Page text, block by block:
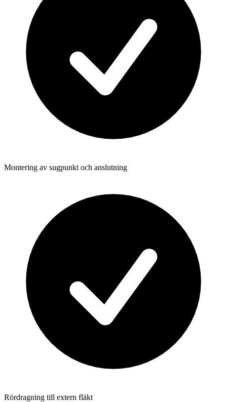
Montering av sugpunkt och anslutning
Rördragning till extern fläkt